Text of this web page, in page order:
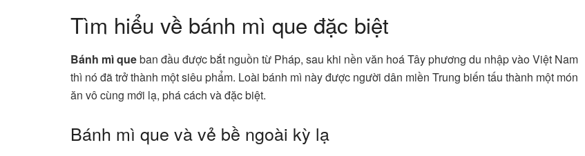
Tìm hiểu về bánh mì que đặc biệt
Bánh mì queban đầu được bắt nguồn từ Pháp, sau khi nền văn hoá Tây phương du nhập vào Việt Nam
thì nó đã trở thành một siêu phẩm. Loài bánh mì này được người dân miền Trung biến tấu thành một món
ăn vô cùng mới lạ, phá cách và đặc biệt.
Bánh mì que và vẻ bề ngoài kỳ lạ